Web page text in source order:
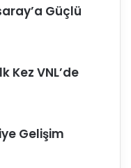
Güçlü
Kez VNL’de
Gelişim